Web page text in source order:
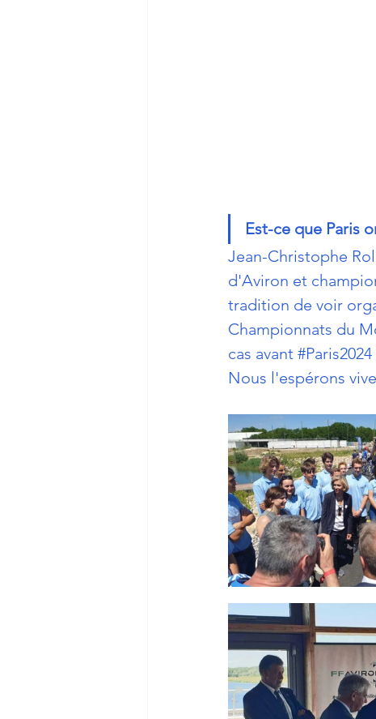
Est-ce que Paris
Jean-Christophe
d'Aviron et
tradition de voir
Championnats du
cas avant #Paris2024
Nous l'espérons